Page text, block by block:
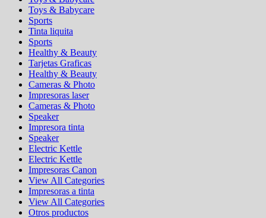
Toys & Babycare
Sports
Tinta liquita
Sports
Healthy & Beauty
Tarjetas Graficas
Healthy & Beauty
Cameras & Photo
Impresoras laser
Cameras & Photo
Speaker
Impresora tinta
Speaker
Electric Kettle
Electric Kettle
Impresoras Canon
View All Categories
Impresoras a tinta
View All Categories
Otros productos